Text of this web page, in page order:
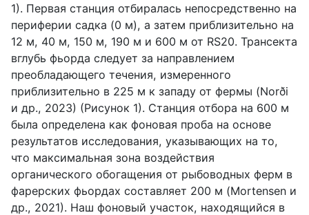
1). Первая станция отбиралась непосредственно на
периферии садка (0 м), а затем приблизительно на
12 м, 40 м, 150 м, 190 м и 600 м от RS20. Трансекта
вглубь фьорда следует за направлением
преобладающего течения, измеренного
приблизительно в 225 м к западу от фермы (Norði
и др., 2023) (Рисунок 1). Станция отбора на 600 м
была определена как фоновая проба на основе
результатов исследования, указывающих на то,
что максимальная зона воздействия
органического обогащения от рыбоводных ферм в
фарерских фьордах составляет 200 м (Mortensen и
др., 2021). Наш фоновый участок, находящийся в